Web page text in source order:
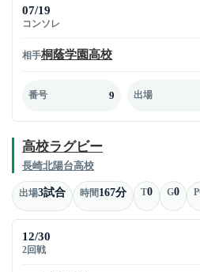
07/19
コンソレ
相手桐蔭学園高校
番号 9 出場
高校ラグビー
長崎北陽台高校
出場3試合 時間167分 T0 G0
12/30
2回戦